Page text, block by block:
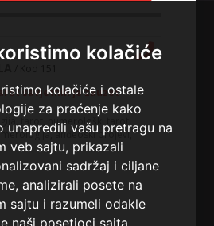
kolačiće
kolačiće i ostale
za praćenje kako
unapredili vašu pretragu na
veb sajtu, prikazali
sadržaj i ciljane
analizirali posete na
sajtu i razumeli odakle
naši posetioci sajta.
/ Kod 151
savjetnik je zauzet
tarot, numerološki tarot,
anđeoski brojevi,
kristali, reiki, terapija
karte, iscjeljivanje anđeoskim
tel: 0901/640-640
96 RSD/min